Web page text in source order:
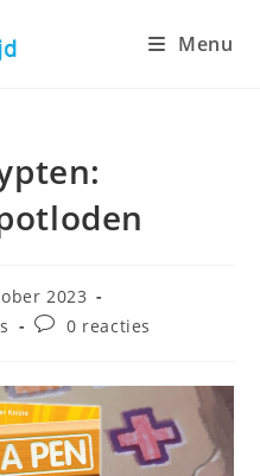
Menu
2023
Bericht0 reacties